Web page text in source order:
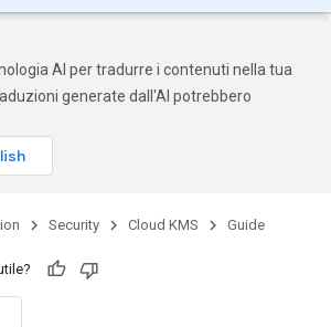
AI per tradurre i contenuti nella tua
generate dall'AI potrebbero
Security Cloud KMS Guide